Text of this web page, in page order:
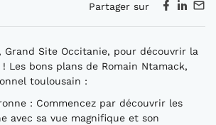
Partager sur
Grand Site Occitanie, pour découvrir la
Les bons plans de Romain Ntamack,
toulousain :
: Commencez par découvrir les
avec sa vue magnifique et son